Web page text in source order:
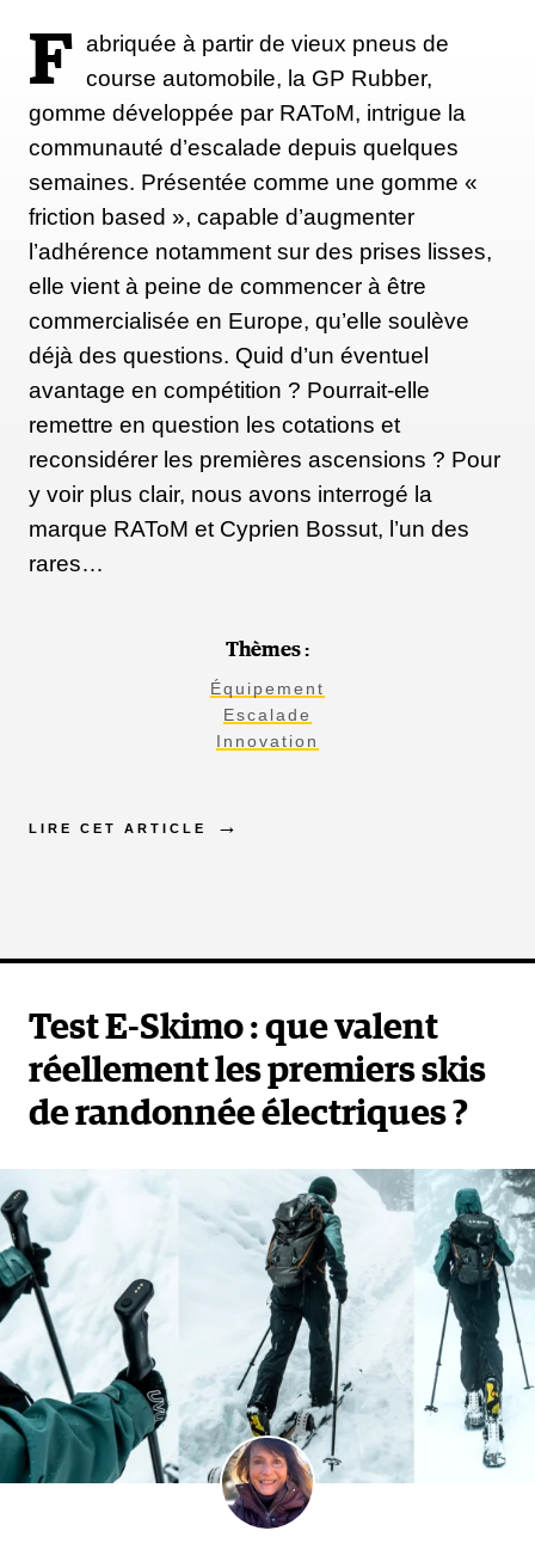
F abriquée à partir de vieux pneus de
course automobile, la GP Rubber,
gomme développée par RAToM, intrigue la
communauté d’escalade depuis quelques
semaines. Présentée comme une gomme «
friction based », capable d’augmenter
l’adhérence notamment sur des prises lisses,
elle vient à peine de commencer à être
commercialisée en Europe, qu’elle soulève
déjà des questions. Quid d’un éventuel
avantage en compétition ? Pourrait-elle
remettre en question les cotations et
reconsidérer les premières ascensions ? Pour
y voir plus clair, nous avons interrogé la
marque RAToM et Cyprien Bossut, l’un des
rares…
Thèmes :
Équipement
Escalade
Innovation
LIRE CET ARTICLE
Test E-Skimo : que valent
réellement les premiers skis
de randonnée électriques ?